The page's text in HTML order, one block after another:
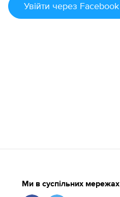
Увійти через Facebook
Ми в суспільних мережах